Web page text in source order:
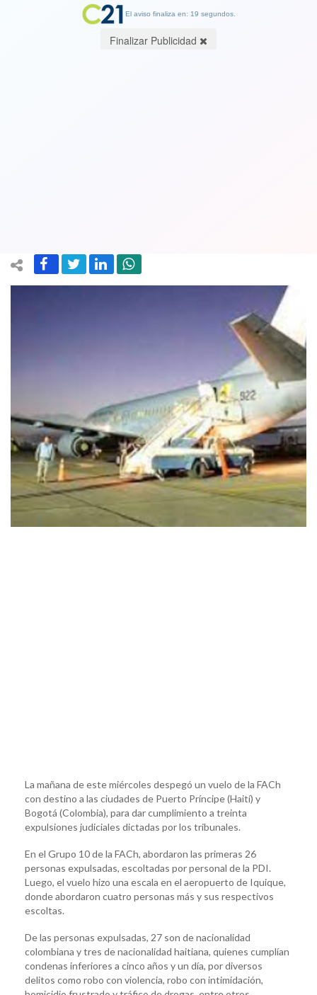
La mañana de este miércoles despegó un vuelo de la FACh
con destino a las ciudades de Puerto Príncipe (Haití) y
Bogotá (Colombia), para dar cumplimiento a treinta
expulsiones judiciales dictadas por los tribunales.
En el Grupo 10 de la FACh, abordaron las primeras 26
personas expulsadas, escoltadas por personal de la PDI.
Luego, el vuelo hizo una escala en el aeropuerto de Iquique,
donde abordaron cuatro personas más y sus respectivos
escoltas.
De las personas expulsadas, 27 son de nacionalidad
colombiana y tres de nacionalidad haitiana, quienes cumplían
condenas inferiores a cinco años y un día, por diversos
delitos como robo con violencia, robo con intimidación,
El aviso finaliza en: 19 segundos.
Finalizar Publicidad